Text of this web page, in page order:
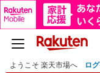
ようこそ 楽天市場へ ロ